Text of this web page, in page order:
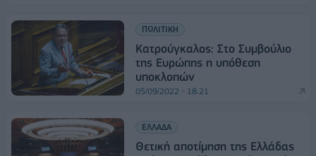
ΠΟΛΙΤΙΚΗ
Κατρούγκαλος: Στο Συμβούλιο
της Ευρώπης η υπόθεση
υποκλοπών
05/09/2022 - 18:21
ΕΛΛΑΔΑ
Θετική αποτίμηση της Ελλάδας